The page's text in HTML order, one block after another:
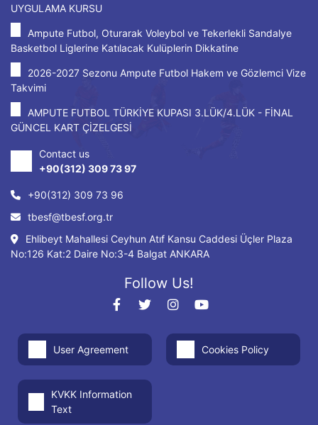
UYGULAMA KURSU
Ampute Futbol, Oturarak Voleybol ve Tekerlekli Sandalye
Basketbol Liglerine Katılacak Kulüplerin Dikkatine
2026-2027 Sezonu Ampute Futbol Hakem ve Gözlemci Vize
Takvimi
AMPUTE FUTBOL TÜRKİYE KUPASI 3.LÜK/4.LÜK - FİNAL
GÜNCEL KART ÇİZELGESİ
Contact us
+90(312) 309 73 97
+90(312) 309 73 96
tbesf@tbesf.org.tr
Ehlibeyt Mahallesi Ceyhun Atıf Kansu Caddesi Üçler Plaza
No:126 Kat:2 Daire No:3-4 Balgat ANKARA
Follow Us!
User Agreement Cookies Policy
KVKK Information
Text